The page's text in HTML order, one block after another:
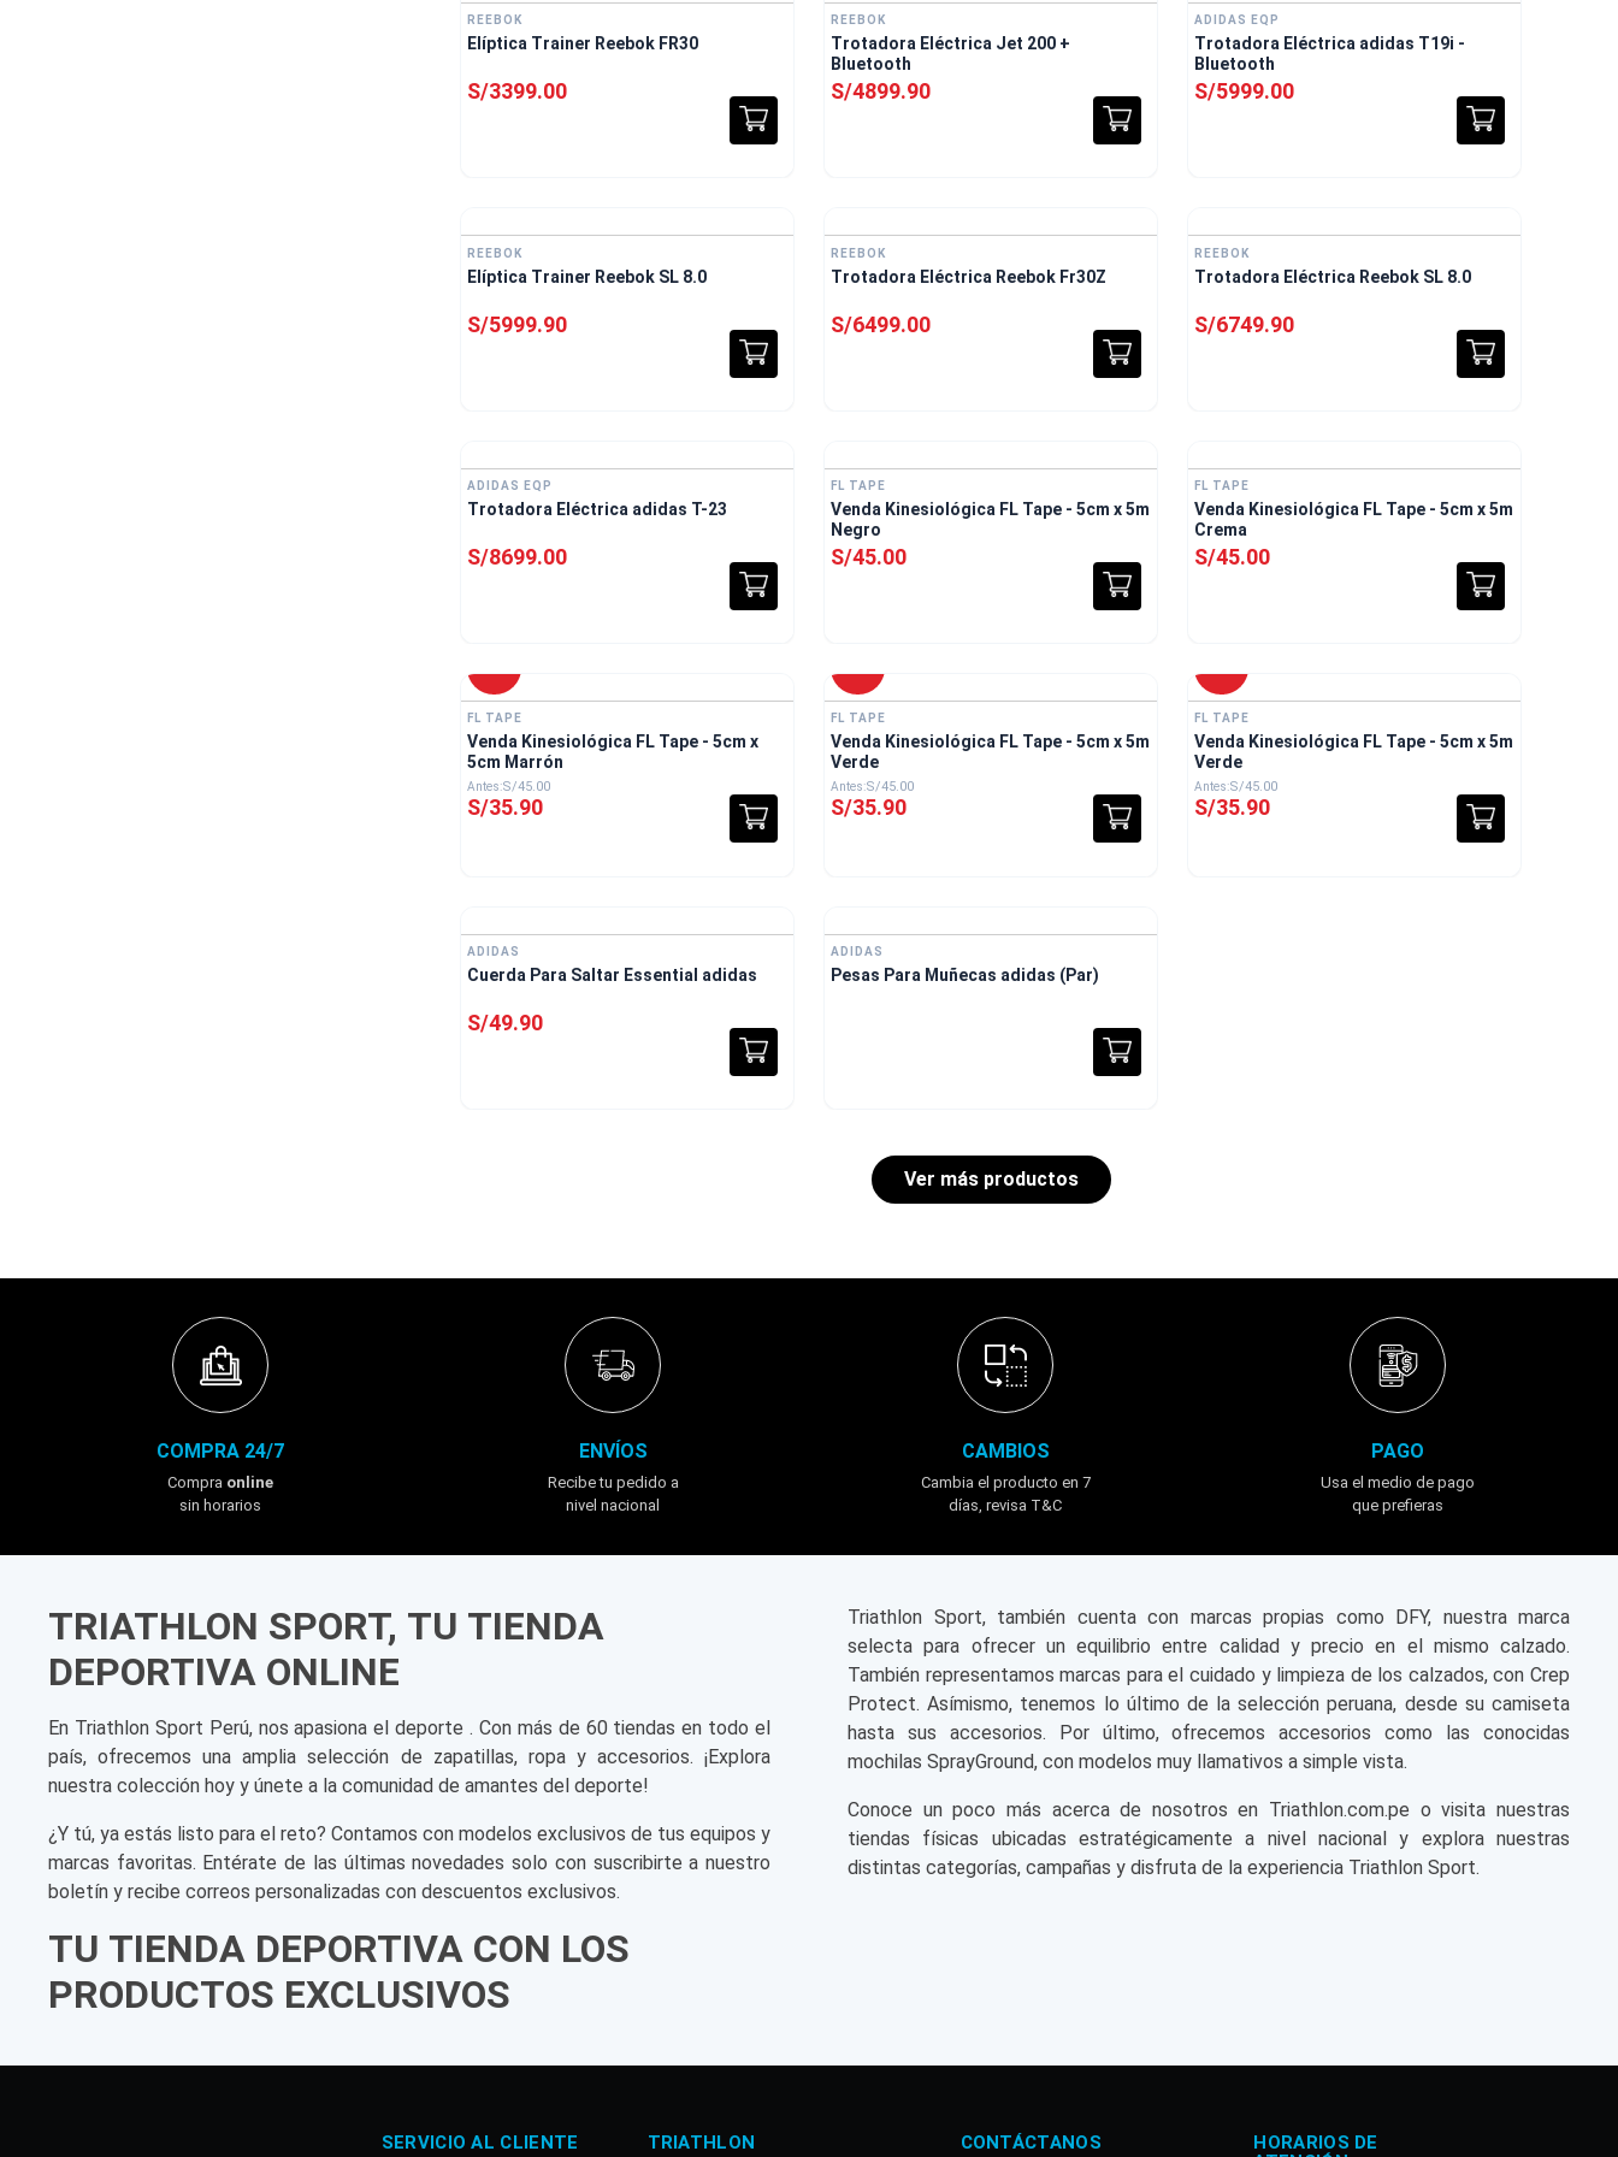
REEBOK
Elíptica Trainer Reebok FR30
S/3399.00
REEBOK
Trotadora Eléctrica Jet 200 +
Bluetooth
S/4899.90
ADIDAS EQP
Trotadora Eléctrica adidas T19i -
Bluetooth
S/5999.00
REEBOK
Elíptica Trainer Reebok SL 8.0
S/5999.90
REEBOK
Trotadora Eléctrica Reebok Fr30Z
S/6499.00
REEBOK
Trotadora Eléctrica Reebok SL 8.0
S/6749.90
ADIDAS EQP
Trotadora Eléctrica adidas T-23
S/8699.00
FL TAPE
Venda Kinesiológica FL Tape - 5cm x 5m
Negro
S/45.00
FL TAPE
Venda Kinesiológica FL Tape - 5cm x 5m
Crema
S/45.00
FL TAPE
Venda Kinesiológica FL Tape - 5cm x
5cm Marrón
S/45.00
S/35.90
FL TAPE
Venda Kinesiológica FL Tape - 5cm x 5m
Verde
S/45.00
S/35.90
FL TAPE
Venda Kinesiológica FL Tape - 5cm x 5m
Verde
S/45.00
S/35.90
ADIDAS
Cuerda Para Saltar Essential adidas
S/49.90
ADIDAS
Pesas Para Muñecas adidas (Par)
COMPRA 24/7
Compra online
sin horarios
ENVÍOS
Recibe tu pedido a
nivel nacional
CAMBIOS
Cambia el producto en 7
días, revisa T&C
PAGO
Usa el medio de pago
que prefieras
TRIATHLON SPORT, TU TIENDA
DEPORTIVA ONLINE
En Triathlon Sport Perú, nos apasiona el deporte . Con más de 60 tiendas en todo el
país, ofrecemos una amplia selección de zapatillas, ropa y accesorios. ¡Explora
nuestra colección hoy y únete a la comunidad de amantes del deporte!
¿Y tú, ya estás listo para el reto? Contamos con modelos exclusivos de tus equipos y
marcas favoritas. Entérate de las últimas novedades solo con suscribirte a nuestro
boletín y recibe correos personalizadas con descuentos exclusivos.
TU TIENDA DEPORTIVA CON LOS
PRODUCTOS EXCLUSIVOS
Triathlon Sport, también cuenta con marcas propias como DFY, nuestra marca
selecta para ofrecer un equilibrio entre calidad y precio en el mismo calzado.
También representamos marcas para el cuidado y limpieza de los calzados, con Crep
Protect. Asímismo, tenemos lo último de la selección peruana, desde su camiseta
hasta sus accesorios. Por último, ofrecemos accesorios como las conocidas
mochilas SprayGround, con modelos muy llamativos a simple vista.
Conoce un poco más acerca de nosotros en Triathlon.com.pe o visita nuestras
tiendas físicas ubicadas estratégicamente a nivel nacional y explora nuestras
distintas categorías, campañas y disfruta de la experiencia Triathlon Sport.
SERVICIO AL CLIENTE TRIATHLON CONTÁCTANOS
HORARIOS DE